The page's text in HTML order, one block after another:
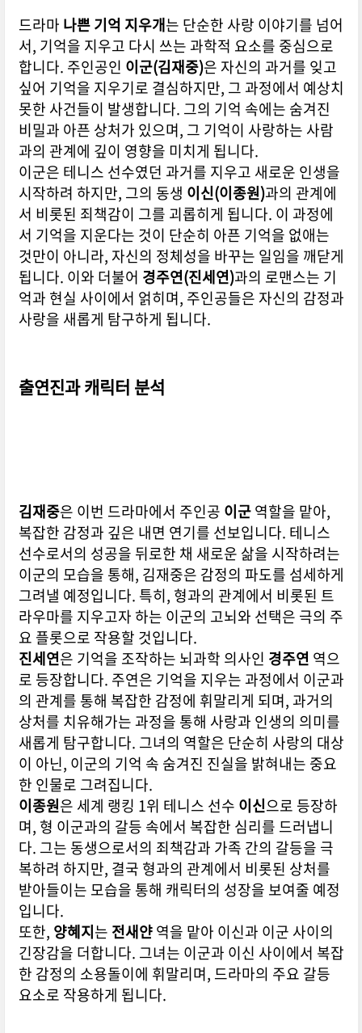
드라마 나쁜 기억 지우개는 단순한 사랑 이야기를 넘어
서, 기억을 지우고 다시 쓰는 과학적 요소를 중심으로
합니다. 주인공인 이군(김재중)은 자신의 과거를 잊고
싶어 기억을 지우기로 결심하지만, 그 과정에서 예상치
못한 사건들이 발생합니다. 그의 기억 속에는 숨겨진
비밀과 아픈 상처가 있으며, 그 기억이 사랑하는 사람
과의 관계에 깊이 영향을 미치게 됩니다.
이군은 테니스 선수였던 과거를 지우고 새로운 인생을
시작하려 하지만, 그의 동생 이신(이종원)과의 관계에
서 비롯된 죄책감이 그를 괴롭히게 됩니다. 이 과정에
서 기억을 지운다는 것이 단순히 아픈 기억을 없애는
것만이 아니라, 자신의 정체성을 바꾸는 일임을 깨닫게
됩니다. 이와 더불어 경주연(진세연)과의 로맨스는 기
억과 현실 사이에서 얽히며, 주인공들은 자신의 감정과
사랑을 새롭게 탐구하게 됩니다.
출연진과 캐릭터 분석
김재중은 이번 드라마에서 주인공 이군역할을 맡아,
복잡한 감정과 깊은 내면 연기를 선보입니다. 테니스
선수로서의 성공을 뒤로한 채 새로운 삶을 시작하려는
이군의 모습을 통해, 김재중은 감정의 파도를 섬세하게
그려낼 예정입니다. 특히, 형과의 관계에서 비롯된 트
라우마를 지우고자 하는 이군의 고뇌와 선택은 극의 주
요 플롯으로 작용할 것입니다.
진세연은 기억을 조작하는 뇌과학 의사인 경주연 역으
로 등장합니다. 주연은 기억을 지우는 과정에서 이군과
의 관계를 통해 복잡한 감정에 휘말리게 되며, 과거의
상처를 치유해가는 과정을 통해 사랑과 인생의 의미를
새롭게 탐구합니다. 그녀의 역할은 단순히 사랑의 대상
이 아닌, 이군의 기억 속 숨겨진 진실을 밝혀내는 중요
한 인물로 그려집니다.
이종원은 세계 랭킹 1위 테니스 선수 이신으로 등장하
며, 형 이군과의 갈등 속에서 복잡한 심리를 드러냅니
다. 그는 동생으로서의 죄책감과 가족 간의 갈등을 극
복하려 하지만, 결국 형과의 관계에서 비롯된 상처를
받아들이는 모습을 통해 캐릭터의 성장을 보여줄 예정
입니다.
또한, 양혜지는 전새얀역을 맡아 이신과 이군 사이의
긴장감을 더합니다. 그녀는 이군과 이신 사이에서 복잡
한 감정의 소용돌이에 휘말리며, 드라마의 주요 갈등
요소로 작용하게 됩니다.